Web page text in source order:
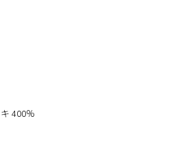
400％